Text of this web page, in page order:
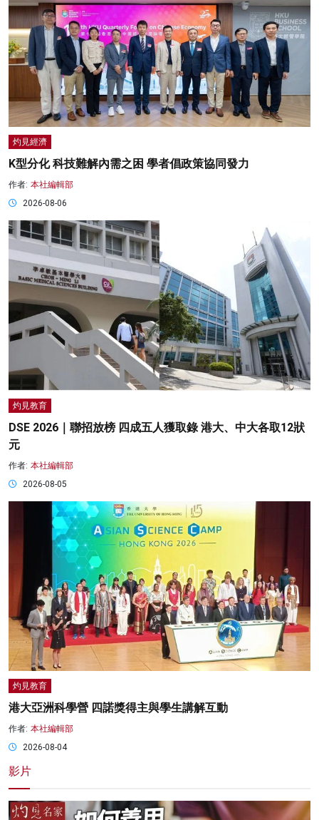
灼見經濟
K型分化 科技難解內需之困 學者倡政策協同發力
作者: 本社編輯部
2026-08-06
灼見教育
DSE 2026｜聯招放榜 四成五人獲取錄 港大、中大各取12狀
元
作者: 本社編輯部
2026-08-05
灼見教育
港大亞洲科學營 四諾獎得主與學生講解互動
作者: 本社編輯部
2026-08-04
影片